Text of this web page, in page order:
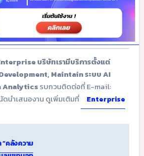
บริษัทเรามีบริการตั้งแต่
Maintain ระบบ AI
Analyticsรบกวนติดต่อที่ E-mail:
นำเสนองาน ดูเพิ่มเติมที่
Enterprise
คลังความ